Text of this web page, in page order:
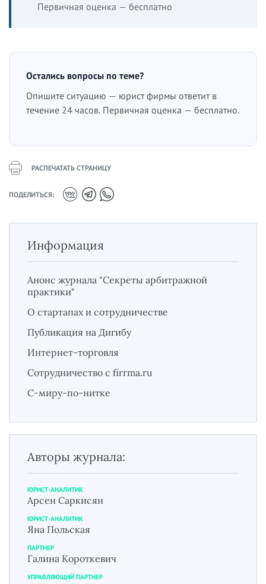
Первичная оценка — бесплатно
Остались вопросы по теме?
Опишите ситуацию — юрист фирмы ответит в
течение 24 часов. Первичная оценка — бесплатно.
РАСПЕЧАТАТЬ СТРАНИЦУ
ПОДЕЛИТЬСЯ:
Информация
Анонс журнала "Секреты арбитражной
практики"
О стартапах и сотрудничестве
Публикация на Дигибу
Интернет-торговля
Сотрудничество с firrma.ru
С-миру-по-нитке
Авторы журнала:
ЮРИСТ-АНАЛИТИК
Арсен Саркисян
ЮРИСТ-АНАЛИТИК
Яна Польская
ПАРТНЕР
Галина Короткевич
УПРАВЛЯЮЩИЙ ПАРТНЕР